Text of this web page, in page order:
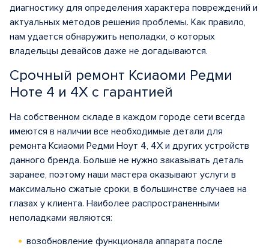
диагностику для определения характера повреждений и
актуальных методов решения проблемы. Как правило,
нам удается обнаружить неполадки, о которых
владельцы девайсов даже не догадываются.
Срочный ремонт Ксиаоми Редми
Ноте 4 и 4Х с гарантией
На собственном складе в каждом городе сети всегда
имеются в наличии все необходимые детали для
ремонта Ксиаоми Редми Ноут 4, 4Х и других устройств
данного бренда. Больше не нужно заказывать деталь
заранее, поэтому наши мастера оказывают услуги в
максимально сжатые сроки, в большинстве случаев на
глазах у клиента. Наиболее распространенными
неполадками являются:
возобновление функционала аппарата после